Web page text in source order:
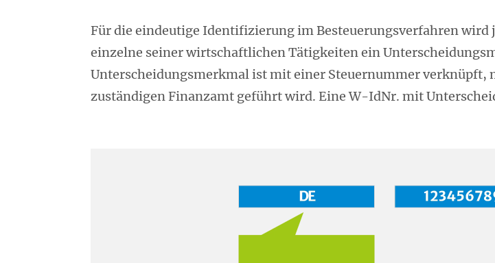
Für die eindeutige Identifizierung im Besteuerungsverfahren
einzelne seiner wirtschaftlichen Tätigkeiten ein
Unterscheidungsmerkmal ist mit einer Steuernummer verknüpft,
zuständigen Finanzamt geführt wird. Eine W-IdNr. mit